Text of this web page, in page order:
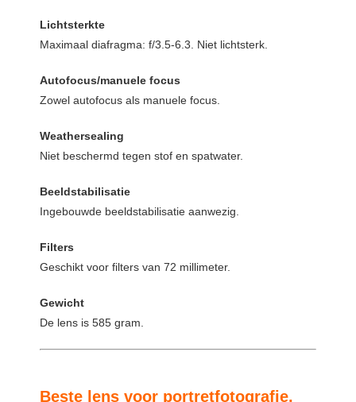
Lichtsterkte
Maximaal diafragma: f/3.5-6.3. Niet lichtsterk.
Autofocus/manuele focus
Zowel autofocus als manuele focus.
Weathersealing
Niet beschermd tegen stof en spatwater.
Beeldstabilisatie
Ingebouwde beeldstabilisatie aanwezig.
Filters
Geschikt voor filters van 72 millimeter.
Gewicht
De lens is 585 gram.
Beste lens voor portretfotografie,